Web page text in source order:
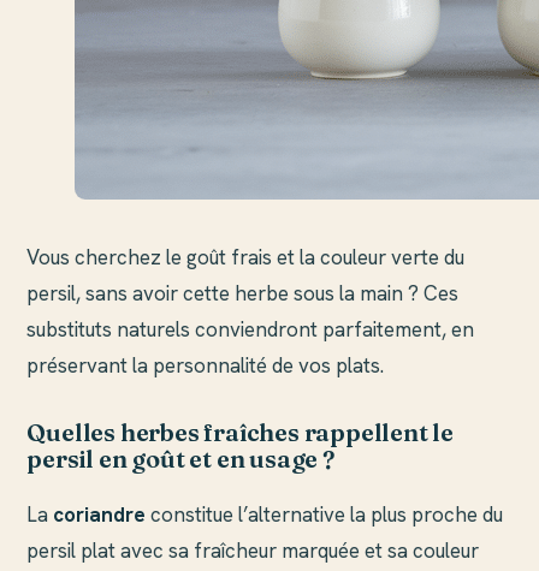
Vous cherchez le goût frais et la couleur verte du
persil, sans avoir cette herbe sous la main ? Ces
substituts naturels conviendront parfaitement, en
préservant la personnalité de vos plats.
Quelles herbes fraîches rappellent le
persil en goût et en usage ?
La coriandre constitue l’alternative la plus proche du
persil plat avec sa fraîcheur marquée et sa couleur